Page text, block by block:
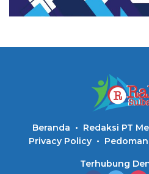
Beranda
Redaksi PT
Privacy Policy
Terhubung